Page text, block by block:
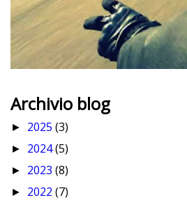
Archivio blog
► 2025 (3)
► 2024(5)
► 2023 (8)
► 2022 (7)